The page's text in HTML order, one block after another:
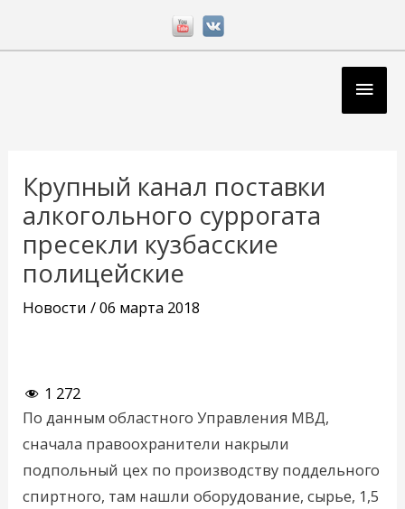
Крупный канал поставки
алкогольного суррогата
пресекли кузбасские
полицейские
Новости /06 марта 2018
1 272
По данным областного Управления МВД,
сначала правоохранители накрыли
подпольный цех по производству поддельного
спиртного, там нашли оборудование, сырье, 1,5
записям